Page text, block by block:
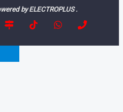
by ELECTROPLUS .